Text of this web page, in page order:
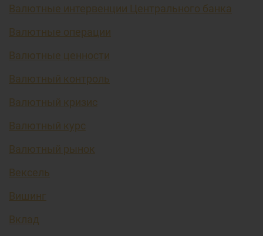
Валютные интервенции Центрального банка
Валютные операции
Валютные ценности
Валютный контроль
Валютный кризис
Валютный курс
Валютный рынок
Вексель
Вишинг
Вклад